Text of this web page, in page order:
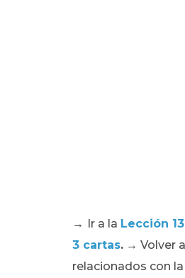
→ Ir a la Lección
3 cartas. → Volver
relacionados con la